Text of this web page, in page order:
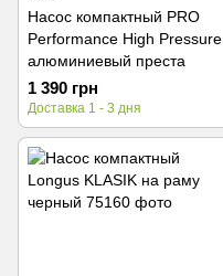
Насос компактный PRO
Performance High Pressure,
алюминиевый преста
1 390 грн
Доставка 1 - 3 дня